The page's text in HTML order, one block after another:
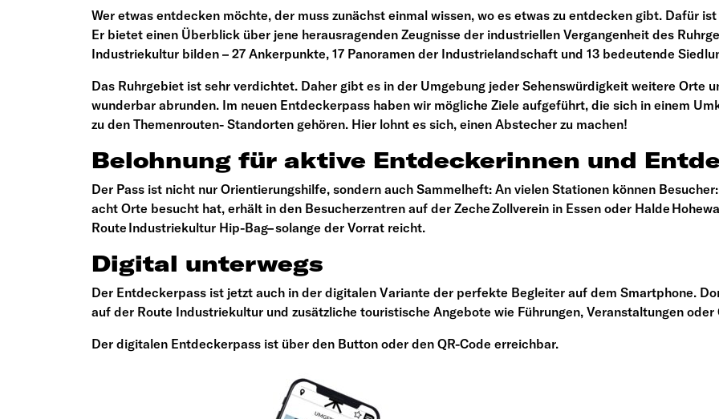
Wer etwas entdecken möchte, der muss zunächst einmal wissen, wo es etwas zu entdecken gibt. Dafür
Er bietet einen Überblick über jene herausragenden Zeugnisse der industriellen Vergangenheit des
Industriekultur bilden – 27 Ankerpunkte, 17 Panoramen der Industrielandschaft und 13 bedeutende
Das Ruhrgebiet ist sehr verdichtet. Daher gibt es in der Umgebung jeder Sehenswürdigkeit weitere Orte
wunderbar abrunden. Im neuen Entdeckerpass haben wir mögliche Ziele aufgeführt, die sich in einem
zu den Themenrouten- Standorten gehören. Hier lohnt es sich, einen Abstecher zu machen!
Belohnung für aktive Entdeckerinnen und
Der Pass ist nicht nur Orientierungshilfe, sondern auch Sammelheft: An vielen Stationen können
acht Orte besucht hat, erhält in den Besucherzentren auf der Zeche Zollverein in Essen oder Halde
Route Industriekultur Hip-Bag– solange der Vorrat reicht.
Digital unterwegs
Der Entdeckerpass ist jetzt auch in der digitalen Variante der perfekte Begleiter auf dem Smartphone.
auf der Route Industriekultur und zusätzliche touristische Angebote wie Führungen, Veranstaltungen
Der digitalen Entdeckerpass ist über den Button oder den QR-Code erreichbar.